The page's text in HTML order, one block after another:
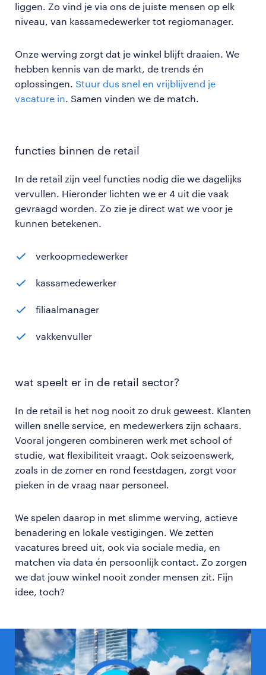
liggen. Zo vind je via ons de juiste mensen op elk
niveau, van kassamedewerker tot regiomanager.
Onze werving zorgt dat je winkel blijft draaien. We
hebben kennis van de markt, de trends én
oplossingen. Stuur dus snel en vrijblijvend je
vacature in. Samen vinden we de match.
functies binnen de retail
In de retail zijn veel functies nodig die we dagelijks
vervullen. Hieronder lichten we er 4 uit die vaak
gevraagd worden. Zo zie je direct wat we voor je
kunnen betekenen.
verkoopmedewerker
kassamedewerker
filiaalmanager
vakkenvuller
wat speelt er in de retail sector?
In de retail is het nog nooit zo druk geweest. Klanten
willen snelle service, en medewerkers zijn schaars.
Vooral jongeren combineren werk met school of
studie, wat flexibiliteit vraagt. Ook seizoenswerk,
zoals in de zomer en rond feestdagen, zorgt voor
pieken in de vraag naar personeel.
We spelen daarop in met slimme werving, actieve
benadering en lokale vestigingen. We zetten
vacatures breed uit, ook via sociale media, en
matchen via data én persoonlijk contact. Zo zorgen
we dat jouw winkel nooit zonder mensen zit. Fijn
idee, toch?